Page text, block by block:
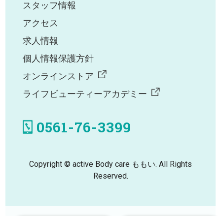
スタッフ情報
アクセス
求人情報
個人情報保護方針
オンラインストア
ライフビューティーアカデミー
0561-76-3399
Copyright © active Body care ももい. All Rights
Reserved.